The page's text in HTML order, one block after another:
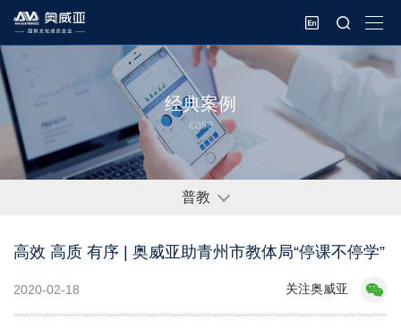
经典案例
case
普教
高效 高质 有序 | 奥威亚助青州市教体局“停课不停学”
2020-02-18 关注奥威亚